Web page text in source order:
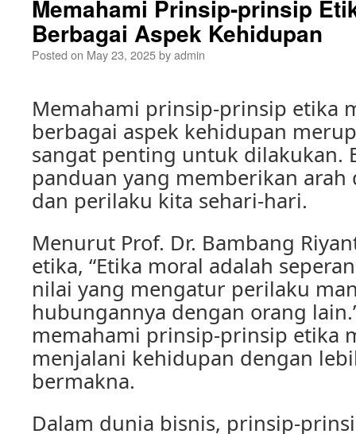
Memahami Prinsip-prinsip
Berbagai Aspek Kehidupan
Posted on May 23, 2025byadmin
Memahami prinsip-prinsip etika
berbagai aspek kehidupan
sangat penting untuk dilakukan.
panduan yang memberikan arah
dan perilaku kita sehari-hari.
Menurut Prof. Dr. Bambang
etika, “Etika moral adalah
nilai yang mengatur perilaku
hubungannya dengan orang
memahami prinsip-prinsip etika
menjalani kehidupan dengan
bermakna.
Dalam dunia bisnis, prinsip-